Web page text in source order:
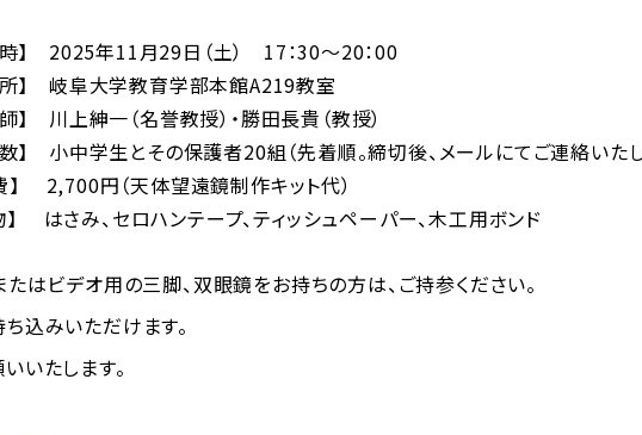
2025年11月29日（土） 17：30～20：00
岐阜大学教育学部本館A219教室
川上紳一（名誉教授）・勝田長貴（教授）
】 小中学生とその保護者20組（先着順。締切後、メールにてご連絡いた
】 2,700円（天体望遠鏡制作キット代）
】 はさみ、セロハンテープ、ティッシュペーパー、木工用ボンド
たはビデオ用の三脚、双眼鏡をお持ちの方は、ご持参ください。
込みいただけます。
いたします。